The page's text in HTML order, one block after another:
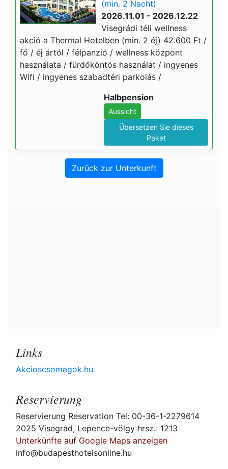
(min. 2 Nacht)
2026.11.01 - 2026.12.22
Visegrádi téli wellness
akció a Thermal Hotelben (min. 2 éj) 42.600 Ft /
fő / éj ártól / félpanzió / wellness központ
használata / fürdőköntös használat / ingyenes
Wifi / ingyenes szabadtéri parkolás /
Halbpension
Aussicht
Übersetzen Sie dieses
Paket
Zurück zur Unterkunft
Links
Akcioscsomagok.hu
Reservierung
Reservierung Reservation Tel: 00-36-1-2279614
2025 Visegrád, Lepence-völgy hrsz.: 1213
Unterkünfte auf Google Maps anzeigen
info@budapesthotelsonline.hu